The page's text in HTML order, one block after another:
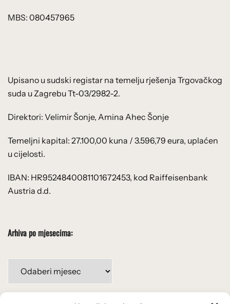
MBS: 080457965
Upisano u sudski registar na temelju rješenja Trgovačkog
suda u Zagrebu Tt-03/2982-2.
Direktori: Velimir Šonje, Amina Ahec Šonje
Temeljni kapital: 27.100,00 kuna / 3.596,79 eura, uplaćen
u cijelosti.
IBAN: HR9524840081101672453, kod Raiffeisenbank
Austria d.d.
Arhiva po mjesecima:
mjesecima: